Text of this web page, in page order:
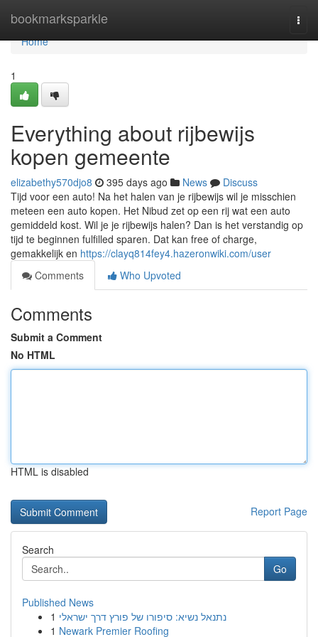
bookmarksparkle
Home
Home
1
Everything about rijbewijs
kopen gemeente
elizabethy570djo8 395 days ago News
Discuss
Tijd voor een auto! Na het halen van je rijbewijs wil je misschien
meteen een auto kopen. Het Nibud zet op een rij wat een auto
gemiddeld kost. Wil je je rijbewijs halen? Dan is het verstandig op
tijd te beginnen fulfilled sparen. Dat kan free of charge,
gemakkelijk en https://clayq814fey4.hazeronwiki.com/user
Comments
Who Upvoted
Comments
Submit a Comment
No HTML
HTML is disabled
Report Page
Search
Go
Published News
1 נתנאל נשיא: סיפורו של פורץ דרך ישראלי
1 Newark Premier Roofing